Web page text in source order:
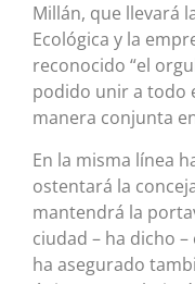
Millán, que llevará
Ecológica y la
reconocido “el
podido unir a todo
manera conjunta
En la misma línea
ostentará la
mantendrá la
ciudad – ha dicho
ha asegurado